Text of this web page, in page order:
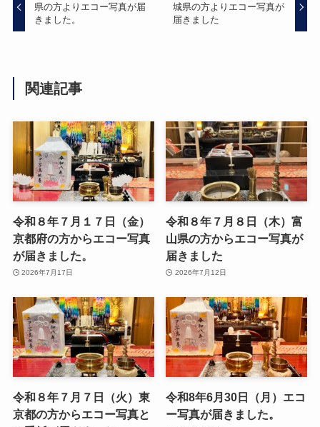
県の方よりエコー写真が届
きました。
城県の方よりエコー写真が
届きました
関連記事
令和８年７月１７日（金）
京都府の方からエコー写真
が届きました。
2026年7月17日
令和８年７月８日（木）富
山県の方からエコー写真が
届きました
2026年7月12日
令和８年７月７日（火）東
京都の方からエコー写真と
令和8年6月30日（月）エコ
ー写真が届きました。